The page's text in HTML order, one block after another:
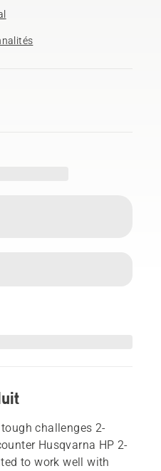
challenges 2-
Husqvarna HP 2-
to work well with